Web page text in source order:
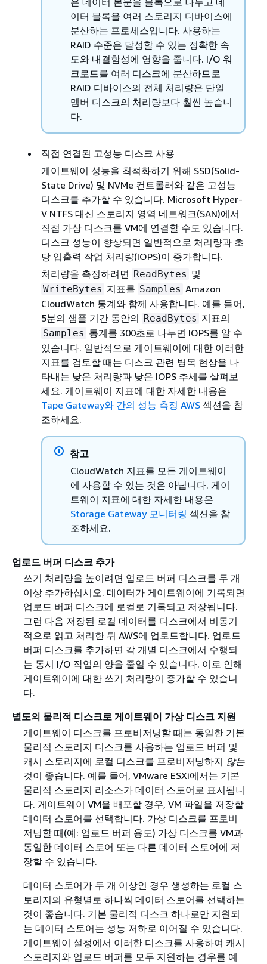
이터 블록을 여러 스토리지 디바이스에
분산하는 프로세스입니다. 사용하는
RAID 수준은 달성할 수 있는 정확한 속
도와 내결함성에 영향을 줍니다. I/O 워
크로드를 여러 디스크에 분산하므로
RAID 디바이스의 전체 처리량은 단일
멤버 디스크의 처리량보다 훨씬 높습니
다.
직접 연결된 고성능 디스크 사용
게이트웨이 성능을 최적화하기 위해 SSD(Solid-
State Drive) 및 NVMe 컨트롤러와 같은 고성능
디스크를 추가할 수 있습니다. Microsoft Hyper-
V NTFS 대신 스토리지 영역 네트워크(SAN)에서
직접 가상 디스크를 VM에 연결할 수도 있습니다.
디스크 성능이 향상되면 일반적으로 처리량과 초
당 입출력 작업 처리량(IOPS)이 증가합니다.
처리량을 측정하려면 ReadBytes 및
WriteBytes 지표를 Samples Amazon
CloudWatch 통계와 함께 사용합니다. 예를 들어,
5분의 샘플 기간 동안의 ReadBytes 지표의
Samples 통계를 300초로 나누면 IOPS를 알 수
있습니다. 일반적으로 게이트웨이에 대한 이러한
지표를 검토할 때는 디스크 관련 병목 현상을 나
타내는 낮은 처리량과 낮은 IOPS 추세를 살펴보
세요. 게이트웨이 지표에 대한 자세한 내용은
Tape Gateway와 간의 성능 측정 AWS섹션을 참
조하세요.
참고
CloudWatch 지표를 모든 게이트웨이
에 사용할 수 있는 것은 아닙니다. 게이
트웨이 지표에 대한 자세한 내용은
Storage Gateway 모니터링 섹션을 참
조하세요.
업로드 버퍼 디스크 추가
쓰기 처리량을 높이려면 업로드 버퍼 디스크를 두 개
이상 추가하십시오. 데이터가 게이트웨이에 기록되면
업로드 버퍼 디스크에 로컬로 기록되고 저장됩니다.
그런 다음 저장된 로컬 데이터를 디스크에서 비동기
적으로 읽고 처리한 뒤 AWS에 업로드합니다. 업로드
버퍼 디스크를 추가하면 각 개별 디스크에서 수행되
는 동시 I/O 작업의 양을 줄일 수 있습니다. 이로 인해
게이트웨이에 대한 쓰기 처리량이 증가할 수 있습니
다.
별도의 물리적 디스크로 게이트웨이 가상 디스크 지원
게이트웨이 디스크를 프로비저닝할 때는 동일한 기본
물리적 스토리지 디스크를 사용하는 업로드 버퍼 및
캐시 스토리지에 로컬 디스크를 프로비저닝하지 않는
것이 좋습니다. 예를 들어, VMware ESXi에서는 기본
물리적 스토리지 리소스가 데이터 스토어로 표시됩니
다. 게이트웨이 VM을 배포할 경우, VM 파일을 저장할
데이터 스토어를 선택합니다. 가상 디스크를 프로비
저닝할 때(예: 업로드 버퍼 용도) 가상 디스크를 VM과
동일한 데이터 스토어 또는 다른 데이터 스토어에 저
장할 수 있습니다.
데이터 스토어가 두 개 이상인 경우 생성하는 로컬 스
토리지의 유형별로 하나씩 데이터 스토어를 선택하는
것이 좋습니다. 기본 물리적 디스크 하나로만 지원되
는 데이터 스토어는 성능 저하로 이어질 수 있습니다.
게이트웨이 설정에서 이러한 디스크를 사용하여 캐시
스토리지와 업로드 버퍼를 모두 지원하는 경우를 예